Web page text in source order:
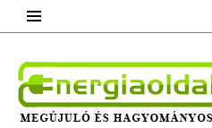
content